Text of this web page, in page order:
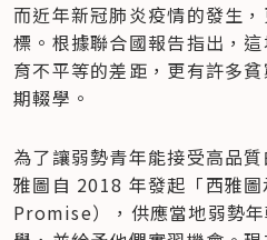
而近年新冠肺炎疫情的發生
標。根據聯合國報告指出，
育不平等的差距，更有許多
期輟學。
為了讓弱勢青年能接受高品
雅圖自 2018 年發起「西雅
Promise），供應當地弱勢